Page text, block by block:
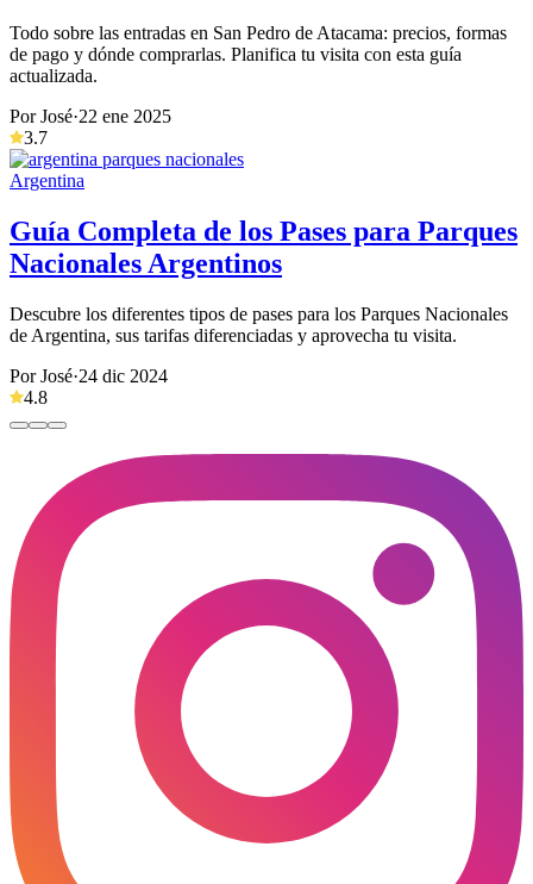
Todo sobre las entradas en San Pedro de Atacama: precios, formas
de pago y dónde comprarlas. Planifica tu visita con esta guía
actualizada.
Por José·22 ene 2025
3.7
Argentina
Guía Completa de los Pases para Parques
Nacionales Argentinos
Descubre los diferentes tipos de pases para los Parques Nacionales
de Argentina, sus tarifas diferenciadas y aprovecha tu visita.
Por José·24 dic 2024
4.8